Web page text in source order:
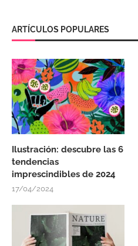
ARTÍCULOS POPULARES
Ilustración: descubre las 6
tendencias
imprescindibles de 2024
17/04/2024